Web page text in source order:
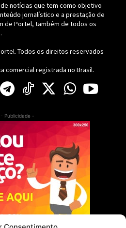
notícias que tem como objetivo
jornalístico e a prestação de
de Portel, também de todos os
. Todos os direitos reservados
comercial registrada no Brasil.
- Publicidade -